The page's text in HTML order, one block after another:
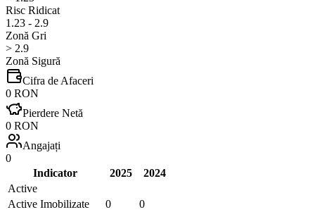
Risc Ridicat
1.23 - 2.9
Zonă Gri
> 2.9
Zonă Sigură
Cifra de Afaceri
0 RON
Pierdere Netă
0 RON
Angajați
0
Indicator
2025
2024
Active
Active Imobilizate
0
0